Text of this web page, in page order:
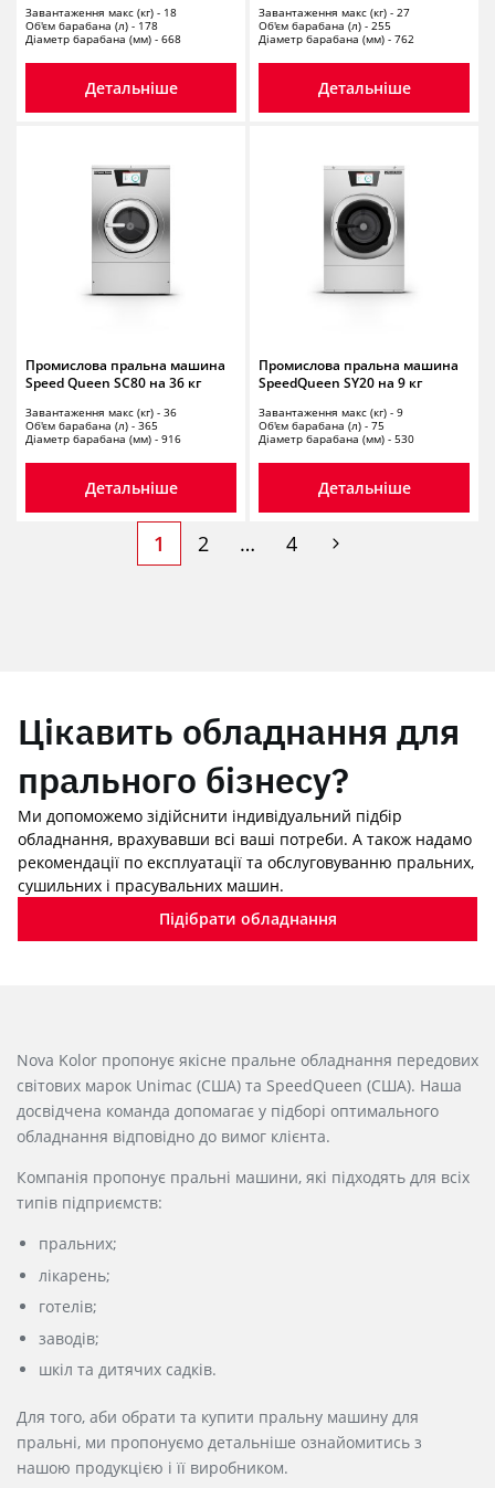
Завантаження макс (кг) - 18
Об'єм барабана (л) - 178
Діаметр барабана (мм) - 668
Детальніше
Завантаження макс (кг) - 27
Об'єм барабана (л) - 255
Діаметр барабана (мм) - 762
Детальніше
Промислова пральна машина
Speed Queen SC80 на 36 кг
Завантаження макс (кг) - 36
Об'єм барабана (л) - 365
Діаметр барабана (мм) - 916
Детальніше
Промислова пральна машина
SpeedQueen SY20 на 9 кг
Завантаження макс (кг) - 9
Об'єм барабана (л) - 75
Діаметр барабана (мм) - 530
Детальніше
1 2 … 4
Цікавить обладнання для
прального бізнесу?
Ми допоможемо зідійснити індивідуальний підбір
обладнання, врахувавши всі ваші потреби. А також надамо
рекомендації по експлуатації та обслуговуванню пральних,
сушильних і прасувальних машин.
Підібрати обладнання
Nova Kolor пропонує якісне пральне обладнання передових
світових марок Unimac (США) та SpeedQueen (США). Наша
досвідчена команда допомагає у підборі оптимального
обладнання відповідно до вимог клієнта.
Компанія пропонує пральні машини, які підходять для всіх
типів підприємств:
пральних;
лікарень;
готелів;
заводів;
шкіл та дитячих садків.
Для того, аби обрати та купити пральну машину для
пральні, ми пропонуємо детальніше ознайомитись з
нашою продукцією і її виробником.